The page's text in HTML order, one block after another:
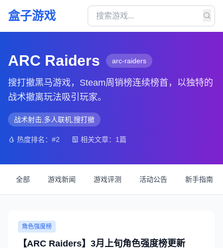
盒子游戏
ARC Raiders arc-raiders
搜打撤黑马游戏，Steam周销榜连续榜首，以独特的
战术撤离玩法吸引玩家。
战术射击,多人联机,搜打撤
热度排名：#2 相关文章：1篇
全部 游戏新闻 游戏评测 活动公告 新手指南
角色强度榜
【ARC Raiders】3月上旬角色强度榜更新